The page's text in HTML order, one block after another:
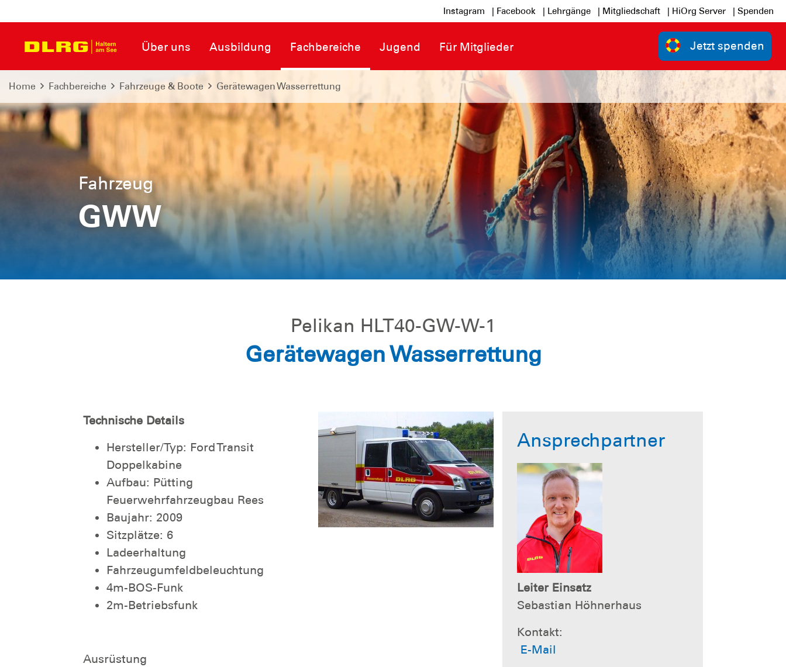
Instagram | Facebook | Lehrgänge | Mitgliedschaft | HiOrg Server | Spenden
Über uns Ausbildung Fachbereiche Jugend Für Mitglieder Jetzt spenden
Home Fachbereiche Fahrzeuge & Boote Gerätewagen Wasserrettung
Fahrzeug
GWW
Pelikan HLT40-GW-W-1
Gerätewagen Wasserrettung
Technische Details
Hersteller/Typ: Ford Transit
Doppelkabine
Aufbau: Pütting
Feuerwehrfahrzeugbau Rees
Baujahr: 2009
Sitzplätze: 6
Ladeerhaltung
Fahrzeugumfeldbeleuchtung
4m-BOS-Funk
2m-Betriebsfunk
Ausrüstung
Ansprechpartner
Leiter Einsatz
Sebastian Höhnerhaus
Kontakt:
E-Mail